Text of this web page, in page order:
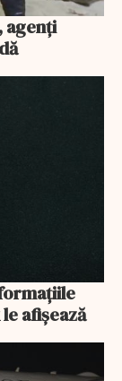
agenți
afișează